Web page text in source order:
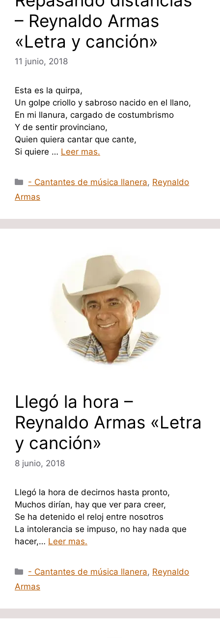
– Reynaldo Armas
«Letra y canción»
11 junio, 2018
Esta es la quirpa,
Un golpe criollo y sabroso nacido en el llano,
En mi llanura, cargado de costumbrismo
Y de sentir provinciano,
Quien quiera cantar que cante,
Si quiere … Leer mas.
Categorías
- Cantantes de música llanera, Reynaldo
Armas
Llegó la hora –
Reynaldo Armas «Letra
y canción»
8 junio, 2018
Llegó la hora de decirnos hasta pronto,
Muchos dirían, hay que ver para creer,
Se ha detenido el reloj entre nosotros
La intolerancia se impuso, no hay nada que
hacer,… Leer mas.
Categorías
- Cantantes de música llanera, Reynaldo
Armas